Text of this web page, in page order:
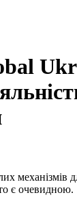
механізмів
є очевидною.